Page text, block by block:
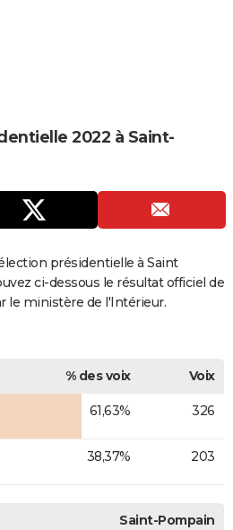
2022 à Saint-
présidentielle à Saint
ci-dessous le résultat officiel de
le ministère de l'Intérieur.
% des voix
Voix
61,63% 326
38,37% 203
Saint-Pompain